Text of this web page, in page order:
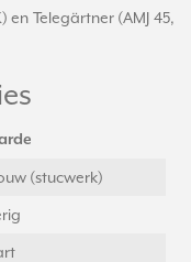
en Telegärtner (AMJ 45,
(stucwerk)